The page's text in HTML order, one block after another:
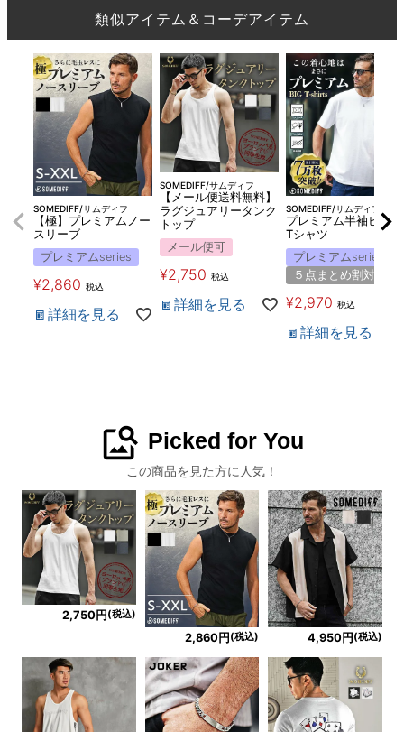
類似アイテム＆コーデアイテム
SOMEDIFF/サムディフ
【極】プレミアムノー
スリーブ
プレミアムseries
¥2,860 税込
詳細を見る
SOMEDIFF/サムディフ
【メール便送料無料】
ラグジュアリータンク
トップ
メール便可
¥2,750 税込
詳細を見る
SOMEDIFF/サムディフ
プレミアム半袖ビッグ
Tシャツ
プレミアムseries
５点まとめ割対象
¥2,970 税込
詳細を見る
image_search Picked for You
この商品を見た方に人気！
2,750円 (税込)
2,860円 (税込) 4,950円 (税込)